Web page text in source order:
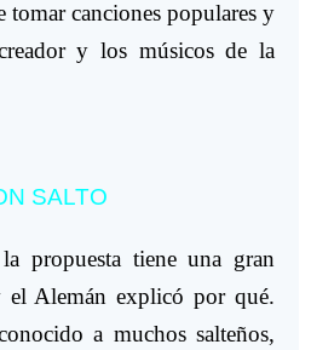
tomar canciones populares y
y los músicos de la
SALTO
propuesta tiene una gran
el Alemán explicó por qué.
a muchos salteños,